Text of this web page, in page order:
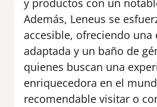
y productos con un
Además, Leneus se
accesible, ofreciendo una
adaptada y un baño de
quienes buscan una
enriquecedora en el
recomendable visitar o